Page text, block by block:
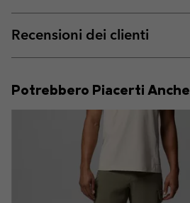
Recensioni dei clienti
Potrebbero Piacerti Anche